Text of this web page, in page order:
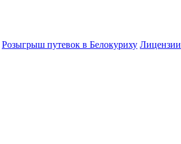
Розыгрыш путевок в Белокуриху